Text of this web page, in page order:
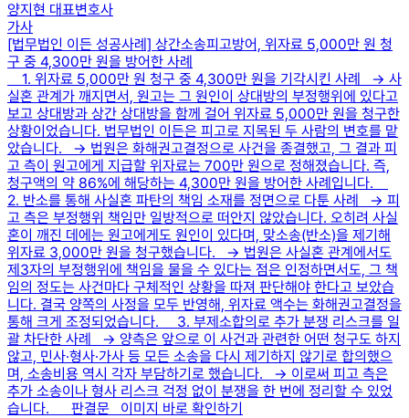
양지현 대표변호사
가사
[법무법인 이든 성공사례] 상간소송피고방어, 위자료 5,000만 원 청
구 중 4,300만 원을 방어한 사례
1. 위자료 5,000만 원 청구 중 4,300만 원을 기각시킨 사례 → 사
실혼 관계가 깨지면서, 원고는 그 원인이 상대방의 부정행위에 있다고
보고 상대방과 상간 상대방을 함께 걸어 위자료 5,000만 원을 청구한
상황이었습니다. 법무법인 이든은 피고로 지목된 두 사람의 변호를 맡
았습니다. → 법원은 화해권고결정으로 사건을 종결했고, 그 결과 피
고 측이 원고에게 지급할 위자료는 700만 원으로 정해졌습니다. 즉,
청구액의 약 86%에 해당하는 4,300만 원을 방어한 사례입니다.
2. 반소를 통해 사실혼 파탄의 책임 소재를 정면으로 다툰 사례 → 피
고 측은 부정행위 책임만 일방적으로 떠안지 않았습니다. 오히려 사실
혼이 깨진 데에는 원고에게도 원인이 있다며, 맞소송(반소)을 제기해
위자료 3,000만 원을 청구했습니다. → 법원은 사실혼 관계에서도
제3자의 부정행위에 책임을 물을 수 있다는 점은 인정하면서도, 그 책
임의 정도는 사건마다 구체적인 상황을 따져 판단해야 한다고 보았습
니다. 결국 양쪽의 사정을 모두 반영해, 위자료 액수는 화해권고결정을
통해 크게 조정되었습니다. 3. 부제소합의로 추가 분쟁 리스크를 일
괄 차단한 사례 → 양측은 앞으로 이 사건과 관련한 어떤 청구도 하지
않고, 민사·형사·가사 등 모든 소송을 다시 제기하지 않기로 합의했으
며, 소송비용 역시 각자 부담하기로 했습니다. → 이로써 피고 측은
추가 소송이나 형사 리스크 걱정 없이 분쟁을 한 번에 정리할 수 있었
습니다. 판결문 이미지 바로 확인하기